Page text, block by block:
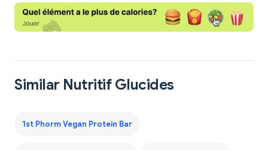
Similar Nutritif Glucides
1st Phorm Vegan Protein Bar